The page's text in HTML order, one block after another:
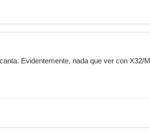
Evidentemente, nada que ver con X32/